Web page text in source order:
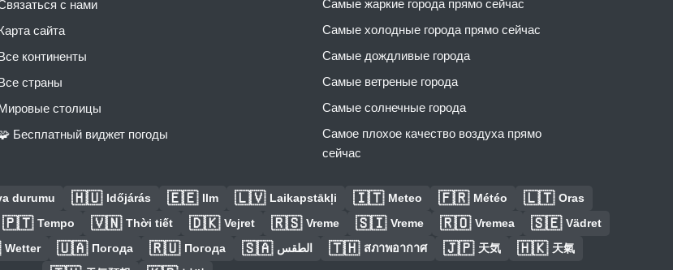
с нами
сайта
континенты
страны
столицы
Бесплатный виджет погоды
Самые жаркие города прямо сейчас
Самые холодные города прямо сейчас
Самые дождливые города
Самые ветреные города
Самые солнечные города
Самое плохое качество воздуха прямо
сейчас
durumu 🇭🇺 Időjárás 🇪🇪 Ilm 🇱🇻 Laikapstākļi 🇮🇹 Meteo 🇫🇷 Météo 🇱🇹 Oras
🇵🇹 Tempo 🇻🇳 Thời tiết 🇩🇰 Vejret 🇷🇸 Vreme 🇸🇮 Vreme 🇷🇴 Vremea 🇸🇪 Vädret
Wetter 🇺🇦 Погода 🇷🇺 Погода 🇸🇦 الطقس 🇹🇭 สภาพอากาศ 🇯🇵 天気 🇭🇰 天氣